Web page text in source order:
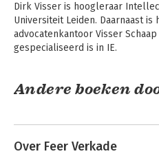
Dirk Visser is hoogleraar
Universiteit Leiden. Daarnaast
advocatenkantoor Visser
gespecialiseerd is in IE.
Andere boeken
Over Feer Verkade